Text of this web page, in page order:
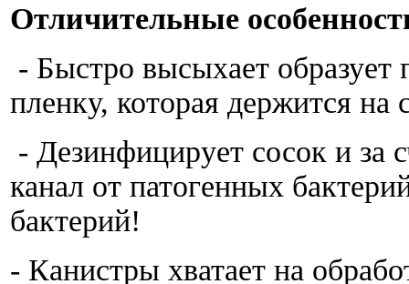
Отличительные
- Быстро высыхает
пленку, которая держится на
- Дезинфицирует сосок и за
канал от патогенных
бактерий!
- Канистры хватает на